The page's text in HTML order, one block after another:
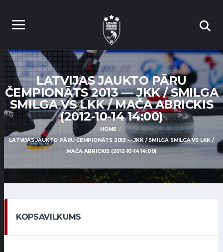
LATVIJAS JAUKTO PĀRU
ČEMPIONĀTS 2013 — JKK / SMILGA
SMILGA VS LKK / MAČA ABRICKIS
(2012-10-14 14:00)
HOME
LATVIJAS JAUKTO PĀRU ČEMPIONĀTS 2013 — JKK / SMILGA SMILGA VS LKK /
MAČA ABRICKIS (2012-10-14 14:00)
KOPSAVILKUMS